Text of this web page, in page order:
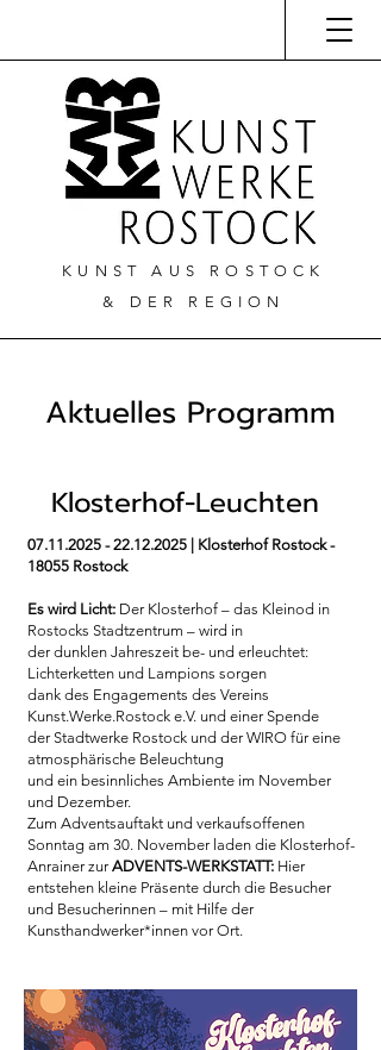
KUNST AUS ROSTOCK
& DER REGION
Aktuelles Programm
Klosterhof-Leuchten
07.11.2025 - 22.12.2025 | Klosterhof Rostock -
18055 Rostock
Es wird Licht: Der Klosterhof – das Kleinod in
Rostocks Stadtzentrum – wird in
der dunklen Jahreszeit be- und erleuchtet:
Lichterketten und Lampions sorgen
dank des Engagements des Vereins
Kunst.Werke.Rostock e.V. und einer Spende
der Stadtwerke Rostock und der WIRO für eine
atmosphärische Beleuchtung
und ein besinnliches Ambiente im November
und Dezember.
Zum Adventsauftakt und verkaufsoffenen
Sonntag am 30. November laden die Klosterhof-
Anrainer zurADVENTS-WERKSTATT: Hier
entstehen kleine Präsente durch die Besucher
und Besucherinnen – mit Hilfe der
Kunsthandwerker*innen vor Ort.